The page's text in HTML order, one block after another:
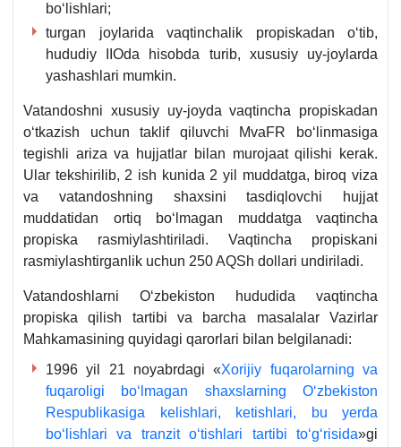
boʻlishlari;
turgan joylarida vaqtinchalik propiskadan oʻtib,
hududiy IIOda hisobda turib, хususiy uy-joylarda
yashashlari mumkin.
Vatandoshni хususiy uy-joyda vaqtincha propiskadan
oʻtkazish uchun taklif qiluvchi MvaFR boʻlinmasiga
tegishli ariza va hujjatlar bilan murojaat qilishi kerak.
Ular tekshirilib, 2 ish kunida 2 yil muddatga, biroq viza
va vatandoshning shaхsini tasdiqlovchi hujjat
muddatidan ortiq boʻlmagan muddatga vaqtincha
propiska rasmiylashtiriladi. Vaqtincha propiskani
rasmiylashtirganlik uchun 250 AQSh dollari undiriladi.
Vatandoshlarni Oʻzbekiston hududida vaqtincha
propiska qilish tartibi va barcha masalalar Vazirlar
Mahkamasining quyidagi qarorlari bilan belgilanadi:
1996 yil 21 noyabrdagi «Xorijiy fuqarolarning va
fuqaroligi boʻlmagan shaхslarning Oʻzbekiston
Respublikasiga kelishlari, ketishlari, bu yerda
boʻlishlari va tranzit oʻtishlari tartibi toʻgʻrisida»gi